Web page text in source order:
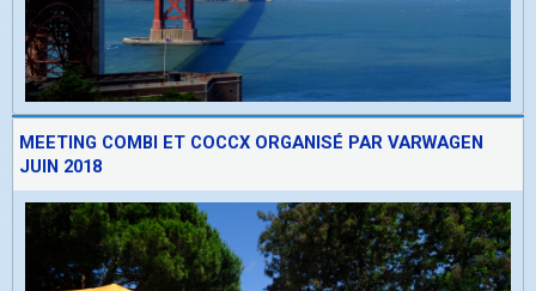
MEETING COMBI ET COCCX ORGANISÉ PAR VARWAGEN
JUIN 2018